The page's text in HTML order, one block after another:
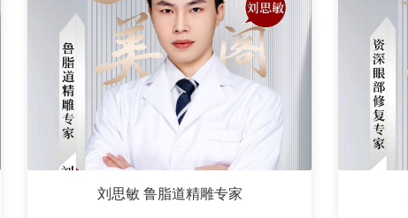
刘思敏 鲁脂道精雕专家